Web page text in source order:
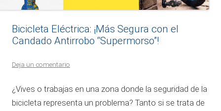
Bicicleta Eléctrica: ¡Más Segura con el
Candado Antirrobo “Supermorso”!
Deja un comentario
¿Vives o trabajas en una zona donde la seguridad de la
bicicleta representa un problema? Tanto si se trata de